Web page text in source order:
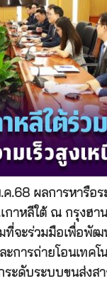
.68 ผลการหารือ
กาหลีใต้ ณ กรุงฮ
จะร่วมมือเพื่อพัฒ
ารถ่ายโอนเทคโ
ะดับระบบขนส่งส